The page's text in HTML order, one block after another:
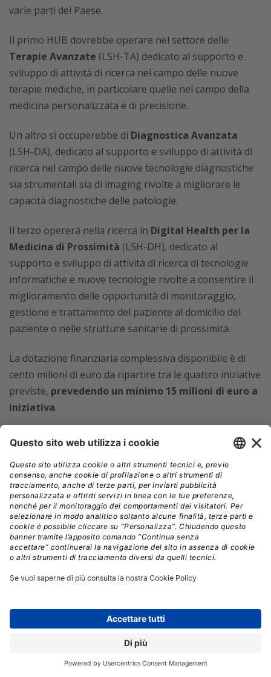
varie parti del Paese.
Il primo HUB dovrebbe operare nel settore delle
Terapie Avanzate (LSH-TA) dedicato al supporto e
sviluppo di attività di ricerca nel campo delle nuove
terapie mediche, in particolare quelle nel campo della
medicina personalizzata e di precisione.
Un altro si occuperebbe di Diagnostica Avanzata
(LSH-DA), dedicato al supporto e sviluppo di attività di
ricerca nel campo delle nuove tecnologie diagnostiche
sia strumentali sia di imaging rivolte a migliorare le
capacità diagnostiche delle patologie.
Il terzo opererà nella ricerca in Digital Health per la
Medicina di Prossimità (LSH-DH), dedicato al
supporto e sviluppo di attività di ricerca di tecnologie
informatiche e nuove tecnologie rivolte a consentire il
miglioramento delle opportunità di monitoraggio,
gestione e trattamento del paziente al domicilio del
paziente o nelle strutture sanitarie di prossimità.
La dotazione finanziaria complessiva disponibile è di
cento milioni di euro da ripartire tra le quattro iniziative
previste, prevedendo un minimo 15 milioni di euro a
iniziativa.
L’elenco dei soggetti ammissibili al bando comprende:
istituti di ricovero e cura a carattere scientifico;
istituti zooprofilattici sperimentali;
agenzia nazionale per i servizi sanitari regionali;
istituto superiore di sanità;
INAIL;
strutture del SSN regionali o di provincia autonoma;
enti pubblici di ricerca;
normativa vigente in materia di aiuti di Stato.
Le manifestazioni di interesse potranno essere
presentate dal 10 maggio al 9 giugno 2022.